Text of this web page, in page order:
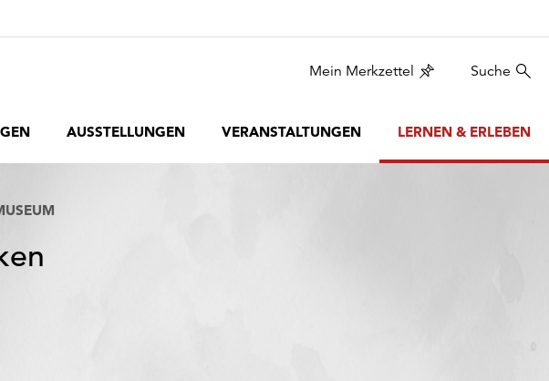
Mein Merkzettel Suche
AUSSTELLUNGEN VERANSTALTUNGEN LERNEN & ERLEBEN